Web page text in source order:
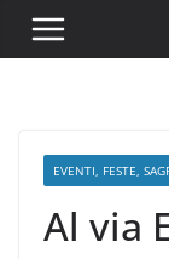
EVENTI, FESTE,
Al via